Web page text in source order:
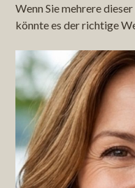
Wenn Sie mehrere
könnte es der richtige